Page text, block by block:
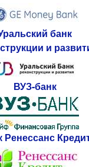
банк
и
ВУЗ-банк
Ренессанс